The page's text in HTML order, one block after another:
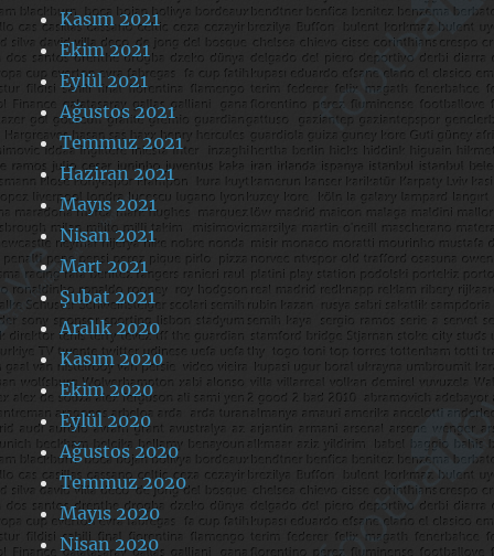
Kasım 2021
Ekim 2021
Eylül 2021
Ağustos 2021
Temmuz 2021
Haziran 2021
Mayıs 2021
Nisan 2021
Mart 2021
Şubat 2021
Aralık 2020
Kasım 2020
Ekim 2020
Eylül 2020
Ağustos 2020
Temmuz 2020
Mayıs 2020
Nisan 2020